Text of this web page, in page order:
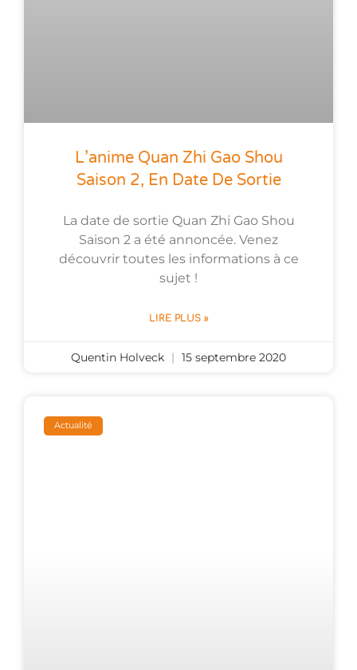
L’anime Quan Zhi Gao Shou
Saison 2, En Date De Sortie
La date de sortie Quan Zhi Gao Shou
Saison 2 a été annoncée. Venez
découvrir toutes les informations à ce
sujet !
LIRE PLUS »
Quentin Holveck 15 septembre 2020
Actualité